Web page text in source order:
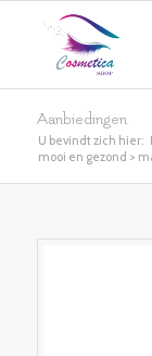
Aanbiedingen
U bevindt zich hier:
mooi en gezond >